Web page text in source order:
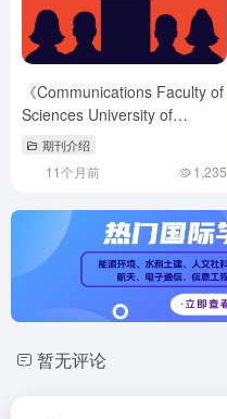
《Communications Faculty of
Sciences University of
Ankara-Series A1
Mathematics and Statistics》
——数学统计研究的国际窗口
与投稿实务指南
期刊介绍
11个月前 1,235
暂无评论